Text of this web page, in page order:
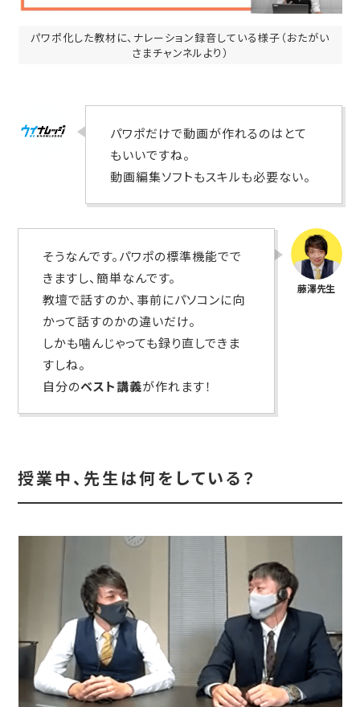
パワポ化した教材に、ナレーション録音している様子（おたがい
さまチャンネルより）
パワポだけで動画が作れるのはとて
もいいですね。
動画編集ソフトもスキルも必要ない。
そうなんです。パワポの標準機能でで
きますし、簡単なんです。
教壇で話すのか、事前にパソコンに向
かって話すのかの違いだけ。
しかも噛んじゃっても録り直しできま
すしね。
自分のベスト講義が作れます！
授業中、先生は何をしている？